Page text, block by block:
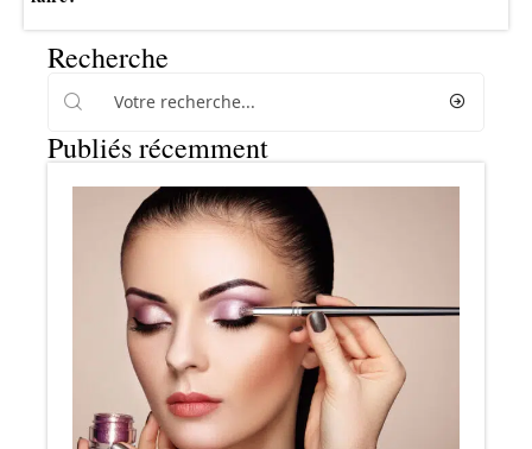
Recherche
Publiés récemment